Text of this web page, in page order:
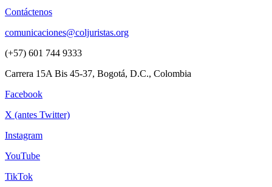
Contáctenos
comunicaciones@coljuristas.org
(+57) 601 744 9333
Carrera 15A Bis 45-37, Bogotá, D.C., Colombia
Facebook
X (antes Twitter)
Instagram
YouTube
TikTok